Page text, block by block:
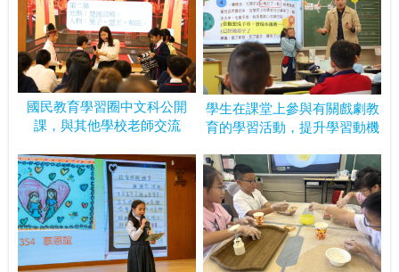
國民教育學習圈中文科公開
課，與其他學校老師交流
學生在課堂上參與有關戲劇教
育的學習活動，提升學習動機